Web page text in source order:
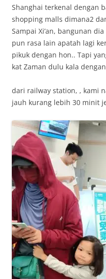
Shanghai terkenal dengan
shopping malls dimana2
Sampai Xi’an, bangunan
pun rasa lain apatah lagi
pikuk dengan hon.. Tapi
kat Zaman dulu kala
dari railway station, , kami
jauh kurang lebih 30 minit